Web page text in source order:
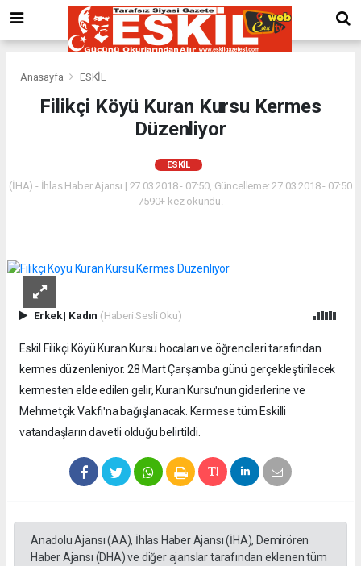
Anasayfa ESKİL
Filikçi Köyü Kuran Kursu Kermes
Düzenliyor
ESKİL
(İHA) - İhlas Haber Ajansı | 27.03.2018 - 07:50, Güncelleme: 27.03.2018 - 07:50
7590+ kez okundu.
Erkek| Kadın (Haberi Sesli Oku)
Eskil Filikçi Köyü Kuran Kursu hocaları ve öğrencileri tarafından
kermes düzenleniyor. 28 Mart Çarşamba günü gerçekleştirilecek
kermesten elde edilen gelir, Kuran Kursuʹnun giderlerine ve
Mehmetçik Vakfıʹna bağışlanacak. Kermese tüm Eskilli
vatandaşların davetli olduğu belirtildi.
Anadolu Ajansı (AA), İhlas Haber Ajansı (İHA), Demirören
Haber Ajansı (DHA) ve diğer ajanslar tarafından eklenen tüm